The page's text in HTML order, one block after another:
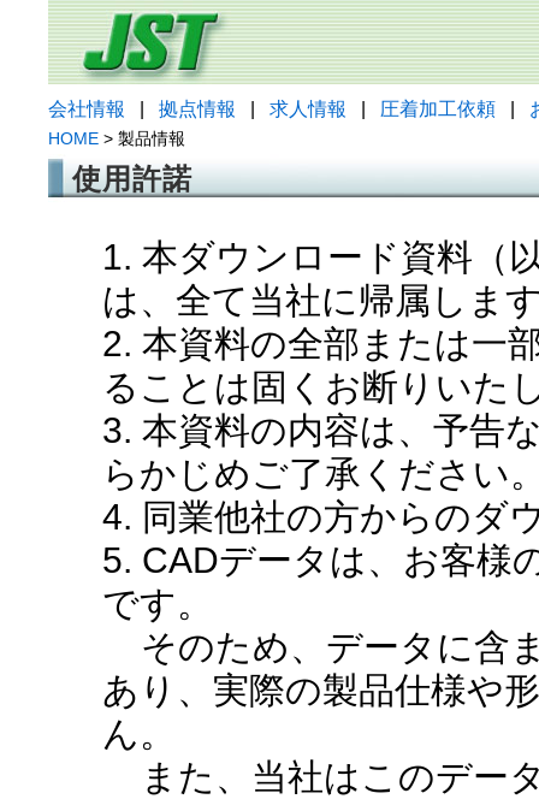
会社情報 拠点情報 求人情報 圧着加工依頼
HOME > 製品情報
使用許諾
1. 本ダウンロード資料（
は、全て当社に帰属しま
2. 本資料の全部または一
ることは固くお断りいた
3. 本資料の内容は、予告
らかじめご了承ください
4. 同業他社の方からのダ
5. CADデータは、お客様
です。
そのため、データに含
あり、実際の製品仕様や
ん。
また、当社はこのデー